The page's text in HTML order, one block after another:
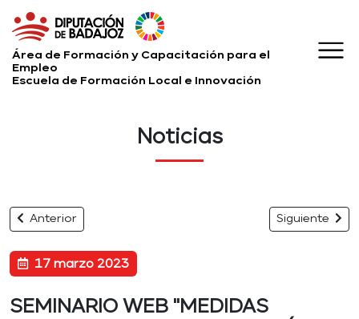
Área de Formación y Capacitación para el
Empleo
Escuela de Formación Local e Innovación
Noticias
Anterior Siguiente
17 marzo 2023
SEMINARIO WEB "MEDIDAS